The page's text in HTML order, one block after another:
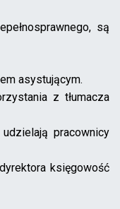
są
asystującym.
z tłumacza
pracownicy
księgowość